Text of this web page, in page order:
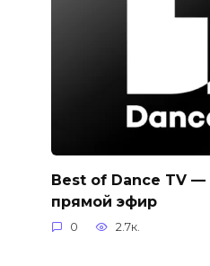
Best of Dance TV
прямой эфир
0 2.7к.